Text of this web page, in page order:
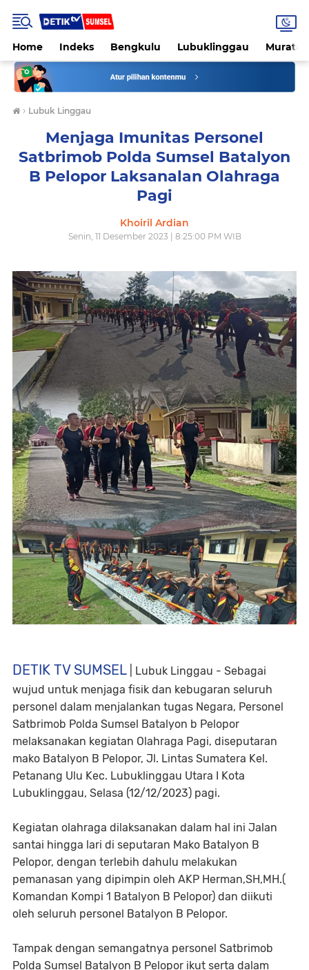
Home Indeks Bengkulu Lubuklinggau
› Lubuk Linggau
Menjaga Imunitas Personel
Satbrimob Polda Sumsel Batalyon
B Pelopor Laksanalan Olahraga
Pagi
Khoiril Ardian
Senin, 11 Desember 2023 | 8:25:00 PM WIB
DETIK TV SUMSEL | Lubuk Linggau - Sebagai
wujud untuk menjaga fisik dan kebugaran seluruh
personel dalam menjalankan tugas Negara, Personel
Satbrimob Polda Sumsel Batalyon b Pelopor
melaksanakan kegiatan Olahraga Pagi, diseputaran
mako Batalyon B Pelopor, Jl. Lintas Sumatera Kel.
Petanang Ulu Kec. Lubuklinggau Utara I Kota
Lubuklinggau, Selasa (12/12/2023) pagi.
Kegiatan olahraga dilaksanakan dalam hal ini Jalan
santai hingga lari di seputaran Mako Batalyon B
Pelopor, dengan terlebih dahulu melakukan
pemanasan yang dipimpin oleh AKP Herman,SH,MH.(
Komandan Kompi 1 Batalyon B Pelopor) dan diikuti
oleh seluruh personel Batalyon B Pelopor.
Tampak dengan semangatnya personel Satbrimob
Polda Sumsel Batalyon B Pelopor ikut serta dalam